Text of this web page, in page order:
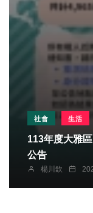
社會 生活
113年度大雅
公告
楊川欽